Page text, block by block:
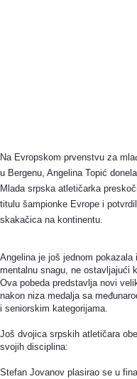
Na Evropskom prvenstvu za
u Bergenu, Angelina Topić
Mlada srpska atletičarka
titulu šampionke Evrope i
skakačica na kontinentu.
Angelina je još jednom pokazala
mentalnu snagu, ne ostavljajući
Ova pobeda predstavlja novi
nakon niza medalja sa
i seniorskim kategorijama.
Još dvojica srpskih atletičara
svojih disciplina:
Stefan Jovanov plasirao se u